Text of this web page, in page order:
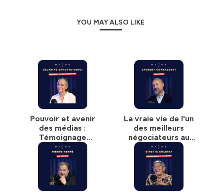
YOU MAY ALSO LIKE
Pouvoir et avenir
des médias :
Témoignage
exclusif de Delphine
Ernotte
La vraie vie de l'un
des meilleurs
négociateurs au
monde